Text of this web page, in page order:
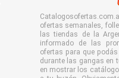
ofertas semanales,
las tiendas de la
informado de las
ofertas para que
durante las gangas en
en mostrar los